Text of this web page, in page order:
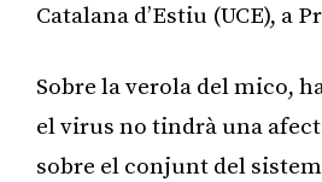
Catalana d’Estiu (UCE), a
Sobre la verola del mico,
el virus no tindrà una
sobre el conjunt del